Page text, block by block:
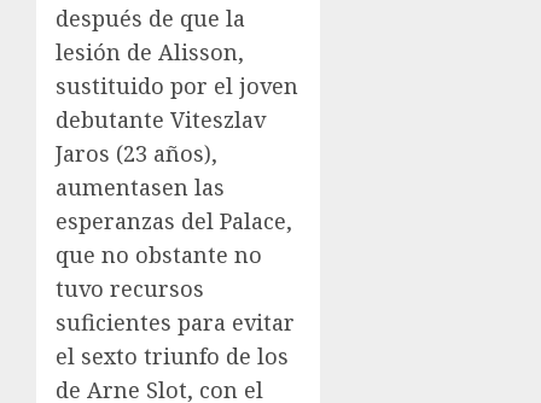
después de que la
lesión de Alisson,
sustituido por el joven
debutante Viteszlav
Jaros (23 años),
aumentasen las
esperanzas del Palace,
que no obstante no
tuvo recursos
suficientes para evitar
el sexto triunfo de los
de Arne Slot, con el